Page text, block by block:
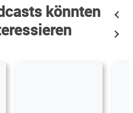
könnten